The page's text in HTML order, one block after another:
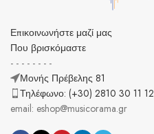
Επικοινωνήστε μαζί μας
Που βρισκόμαστε
- - - - - - - -
Μονής Πρέβελης 81
Τηλέφωνο: (+30) 2810 30 11 12
email: eshop@musicorama.gr